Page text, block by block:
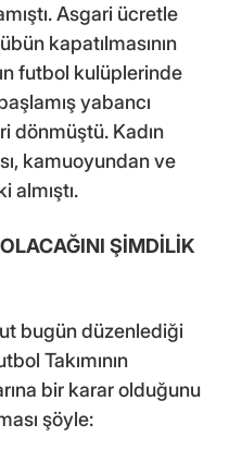
Asgari ücretle
kapatılmasının
futbol kulüplerinde
yabancı
dönmüştü. Kadın
kamuoyundan ve
almıştı.
ŞİMDİLİK
bugün düzenlediği
Takımının
bir karar olduğunu
şöyle: